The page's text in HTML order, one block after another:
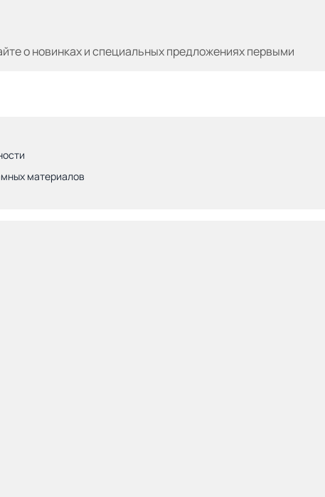
о новинках и специальных предложениях первыми
материалов